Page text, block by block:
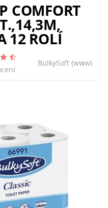
COMFORT
12 ROLÍ
BulkySoft (www)